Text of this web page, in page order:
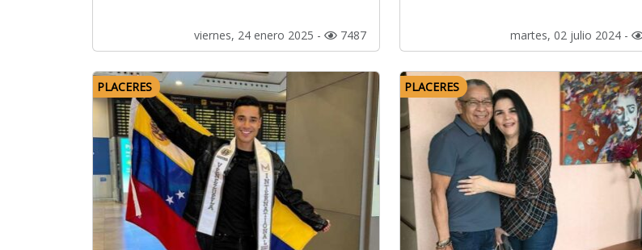
viernes, 24 enero 2025 - 7487 martes, 02 julio 2024 -
PLACERES PLACERES